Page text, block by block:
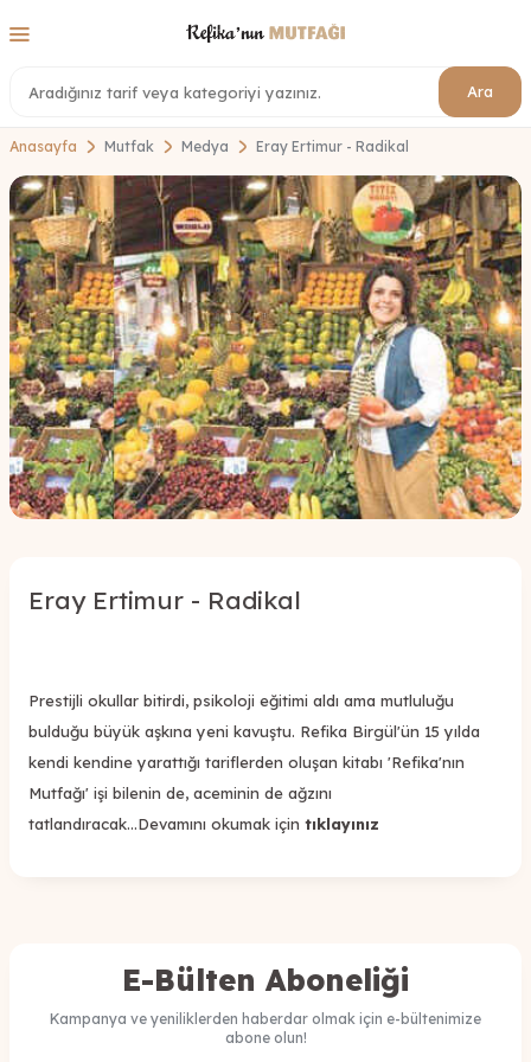
Ara
Anasayfa Mutfak Medya Eray Ertimur - Radikal
Eray Ertimur - Radikal
Prestijli okullar bitirdi, psikoloji eğitimi aldı ama mutluluğu
bulduğu büyük aşkına yeni kavuştu. Refika Birgül'ün 15 yılda
kendi kendine yarattığı tariflerden oluşan kitabı 'Refika'nın
Mutfağı' işi bilenin de, aceminin de ağzını
tatlandıracak...Devamını okumak için tıklayınız
E-Bülten Aboneliği
Kampanya ve yeniliklerden haberdar olmak için e-bültenimize
abone olun!